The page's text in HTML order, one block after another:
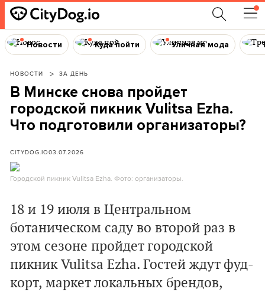
Новости Куда пойти Уличная мода
НОВОСТИ ЗА ДЕНЬ
В Минске снова пройдет
городской пикник Vulitsa Ezha.
Что подготовили организаторы?
CITYDOG.IO03.07.2026
Городской пикник Vulitsa Ezha. Фото: организаторы.
18 и 19 июля в Центральном
ботаническом саду во второй раз в
этом сезоне пройдет городской
пикник Vulitsa Ezha. Гостей ждут фуд-
корт, маркет локальных брендов,